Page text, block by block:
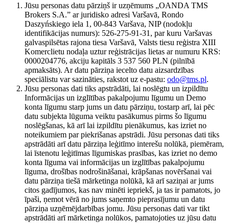
Jūsu personas datu pārziņš ir uzņēmums „OANDA TMS
Brokers S.A.” ar juridisko adresi Varšavā, Rondo
Daszyńskiego iela 1, 00-843 Varšava, NIP (nodokļu
identifikācijas numurs): 526-275-91-31, par kuru Varšavas
galvaspilsētas rajona tiesa Varšavā, Valsts tiesu reģistra XIII
Komerclietu nodaļa uztur reģistrācijas lietas ar numuru KRS:
0000204776, akciju kapitāls 3 537 560 PLN (pilnībā
apmaksāts). Ar datu pārziņa iecelto datu aizsardzības
speciālistu var sazināties, rakstot uz e-pastu: odo@tms.pl.
Jūsu personas dati tiks apstrādāti, lai noslēgtu un izpildītu
Informācijas un izglītības pakalpojumu līgumu un Demo
konta līgumu starp jums un datu pārziņu, tostarp arī, lai pēc
datu subjekta lūguma veiktu pasākumus pirms šo līgumu
noslēgšanas, kā arī lai izpildītu pienākumus, kas izriet no
noteikumiem par piekrišanas apstrādi. Jūsu personas dati tiks
apstrādāti arī datu pārziņa leģitīmo interešu nolūkā, piemēram,
lai īstenotu leģitīmas līgumiskas prasības, kas izriet no demo
konta līguma vai informācijas un izglītības pakalpojumu
līguma, drošības nodrošināšanai, krāpšanas novēršanai vai
datu pārziņa tiešā mārketinga nolūkā, kā arī saziņai ar jums
citos gadījumos, kas nav minēti iepriekš, ja tas ir pamatots, jo
īpaši, ņemot vērā no jums saņemto pieprasījumu un datu
pārziņa uzņēmējdarbības jomu. Jūsu personas dati var tikt
apstrādāti arī mārketinga nolūkos, pamatojoties uz jūsu datu